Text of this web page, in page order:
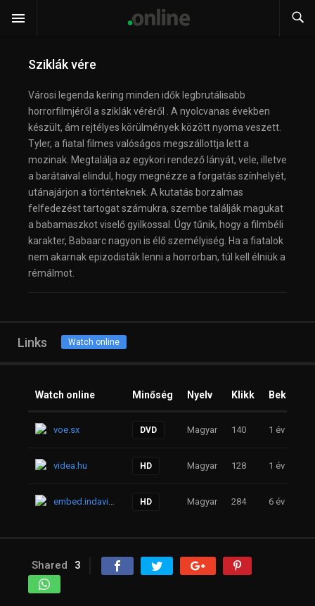
Sziklák vére
Városi legenda kering minden idők legbrutálisabb
horrorfilmjéről a sziklák véréről . A nyolcvanas években
készült, ám rejtélyes körülmények között nyoma veszett.
Tyler, a fiatal filmes valóságos megszállottja lett a
mozinak. Megtalálja az egykori rendező lányát, vele, illetve
a barátaival elindul, hogy megnézze a forgatás színhelyét,
utánajárjon a történteknek. A kutatás borzalmas
felfedezést tartogat számukra, szembe találják magukat
a babamaszkot viselő gyilkossal. Úgy tűnik, hogy a filmbéli
karakter, Babaarc nagyon is élő személyiség. Ha a fiatalok
nem akarnak epizodisták lenni a horrorban, túl kell élniük a
rémálmot.
Links Watch online
Watch online Minőség Nyelv Klikk Beküldve
voe.sx DVD Magyar 140 1 év
videa.hu HD Magyar 128 1 év
embed.indavideo.hu HD Magyar 284 6 év
Shared 3